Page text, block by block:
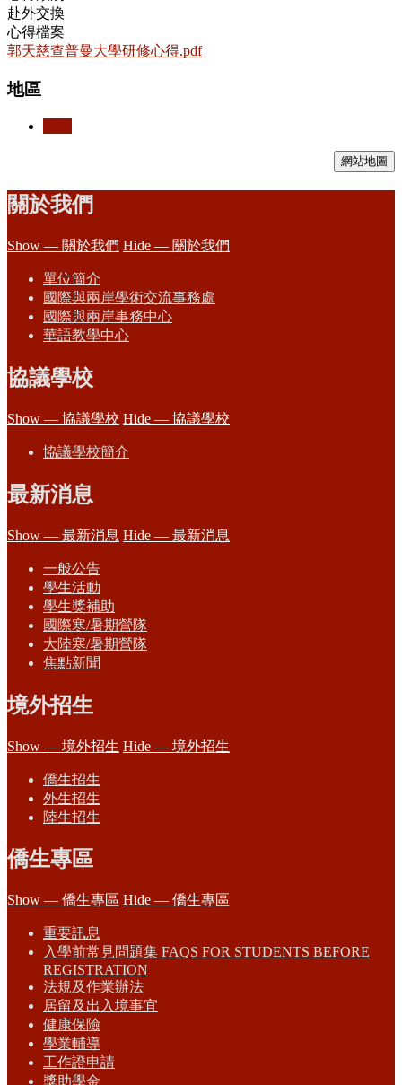
赴外交換
心得檔案
郭天慈查普曼大學研修心得.pdf
地區
網站地圖
關於我們
Show — 關於我們 Hide — 關於我們
單位簡介
國際與兩岸學術交流事務處
國際與兩岸事務中心
華語教學中心
協議學校
Show — 協議學校 Hide — 協議學校
協議學校簡介
最新消息
Show — 最新消息 Hide — 最新消息
一般公告
學生活動
學生獎補助
國際寒/暑期營隊
大陸寒/暑期營隊
焦點新聞
境外招生
Show — 境外招生 Hide — 境外招生
僑生招生
外生招生
陸生招生
僑生專區
Show — 僑生專區 Hide — 僑生專區
重要訊息
入學前常見問題集 FAQS FOR STUDENTS BEFORE
REGISTRATION
法規及作業辦法
居留及出入境事宜
健康保險
學業輔導
工作證申請
獎助學金